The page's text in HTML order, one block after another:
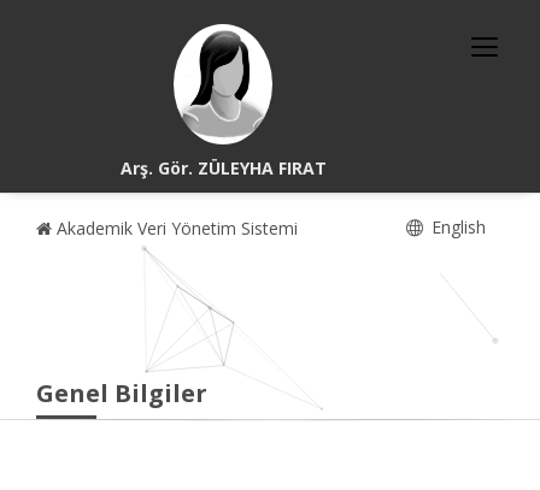
Arş. Gör. ZÜLEYHA FIRAT
Akademik Veri Yönetim Sistemi English
Genel Bilgiler